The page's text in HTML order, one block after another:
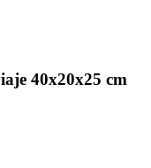
40x20x25 cm